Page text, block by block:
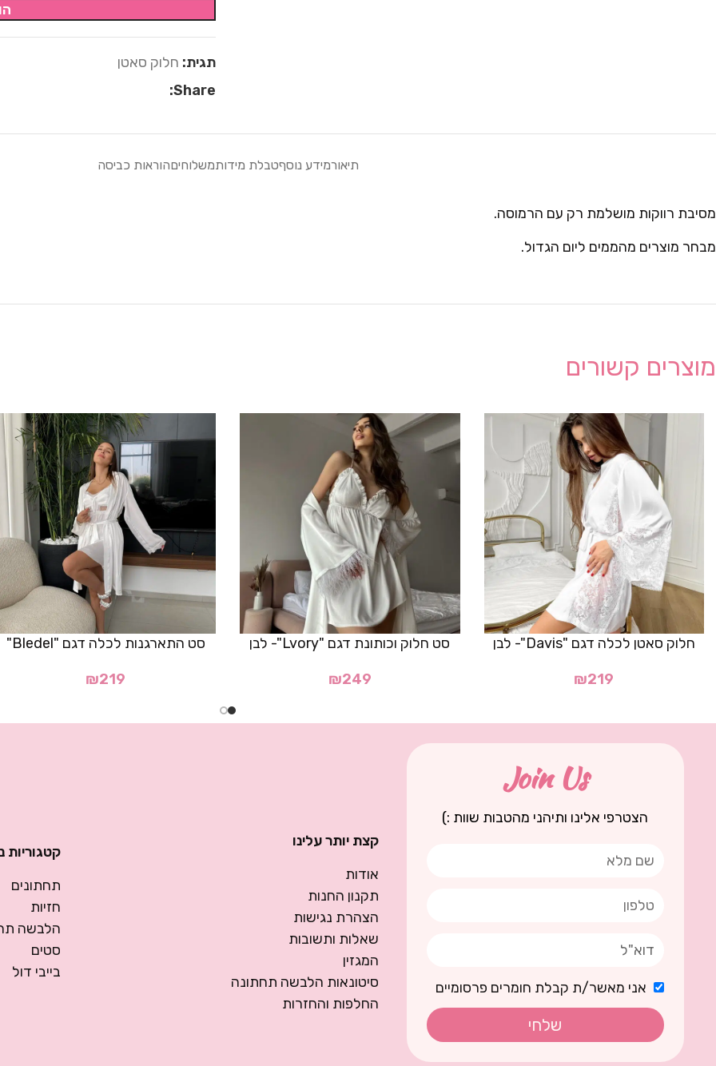
תגית: חלוק סאטן
Share:
תיאורמידע נוסףטבלת מידותמשלוחיםהוראות כביסה
מסיבת רווקות מושלמת רק עם הרמוסה.
מבחר מוצרים מהממים ליום הגדול.
מוצרים קשורים
חלוק סאטן לכלה דגם "Davis"- לבן
₪219
סט חלוק וכותונת דגם "Lvory"- לבן
₪249
סט התארגנות לכלה דגם "Bledel"
₪219
Join Us
הצטרפי אלינו ותיהני מהטבות שוות :)
אני מאשר/ת קבלת חומרים פרסומיים
שלחי
קצת יותר עלינו
אודות
תקנון החנות
הצהרת נגישות
שאלות ותשובות
המגזין
סיטונאות הלבשה תחתונה
החלפות והחזרות
קטגוריות
תחתונים
חזיות
הלבשה
סטים
בייבי דול